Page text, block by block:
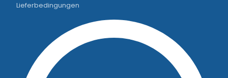
Lieferbedingungen